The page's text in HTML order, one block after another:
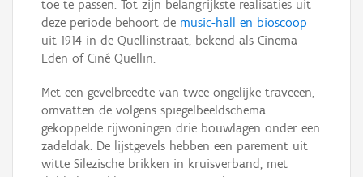
toe te passen. Tot zijn belangrijkste realisaties uit
deze periode behoort de music-hall en bioscoop
uit 1914 in de Quellinstraat, bekend als Cinema
Eden of Ciné Quellin.
Met een gevelbreedte van twee ongelijke traveeën,
omvatten de volgens spiegelbeeldschema
gekoppelde rijwoningen drie bouwlagen onder een
zadeldak. De lijstgevels hebben een parement uit
witte Silezische brikken in kruisverband, met